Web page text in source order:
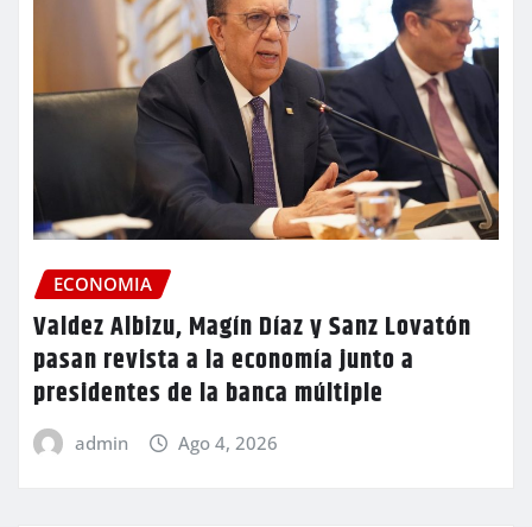
ECONOMIA
Valdez Albizu, Magín Díaz y Sanz Lovatón
pasan revista a la economía junto a
presidentes de la banca múltiple
admin Ago 4, 2026